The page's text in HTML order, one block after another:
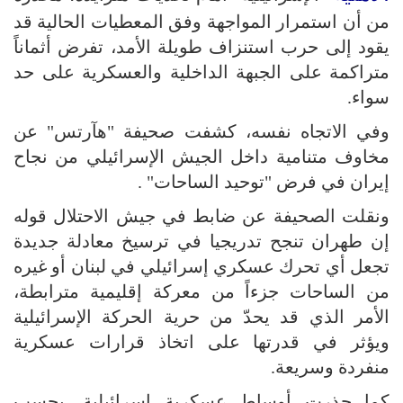
من أن استمرار المواجهة وفق المعطيات الحالية قد
يقود إلى حرب استنزاف طويلة الأمد، تفرض أثماناً
متراكمة على الجبهة الداخلية والعسكرية على حد
سواء.
وفي الاتجاه نفسه، كشفت صحيفة "هآرتس" عن
مخاوف متنامية داخل الجيش الإسرائيلي من نجاح
إيران في فرض "توحيد الساحات" .
ونقلت الصحيفة عن ضابط في جيش الاحتلال قوله
إن طهران تنجح تدريجيا في ترسيخ معادلة جديدة
تجعل أي تحرك عسكري إسرائيلي في لبنان أو غيره
من الساحات جزءاً من معركة إقليمية مترابطة،
الأمر الذي قد يحدّ من حرية الحركة الإسرائيلية
ويؤثر في قدرتها على اتخاذ قرارات عسكرية
منفردة وسريعة.